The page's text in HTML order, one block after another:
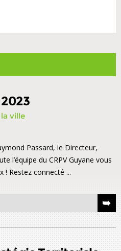
ville
Passard, le Directeur,
l’équipe du CRPV Guyane vous
Restez connecté ...